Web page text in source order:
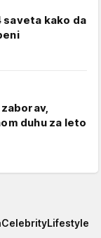
saveta kako da
duhu za leto
CelebrityLifestyle